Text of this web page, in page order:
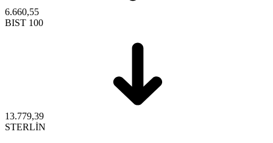
6.660,55
BIST 100
13.779,39
STERLİN